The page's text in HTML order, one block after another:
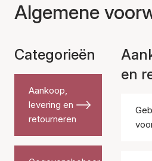
Algemene
Categorieën
Aankoop,
levering en
retourneren
en